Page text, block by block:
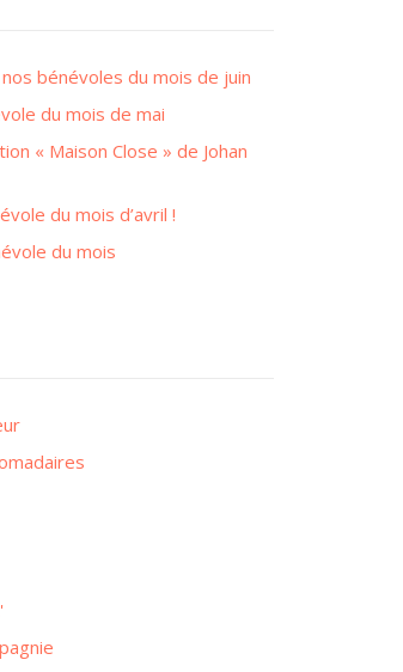
bénévoles du mois de juin
du mois de mai
« Maison Close » de Johan
du mois d’avril !
du mois